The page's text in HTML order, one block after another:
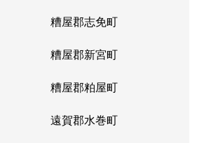
糟屋郡志免町
糟屋郡新宮町
糟屋郡粕屋町
遠賀郡水巻町